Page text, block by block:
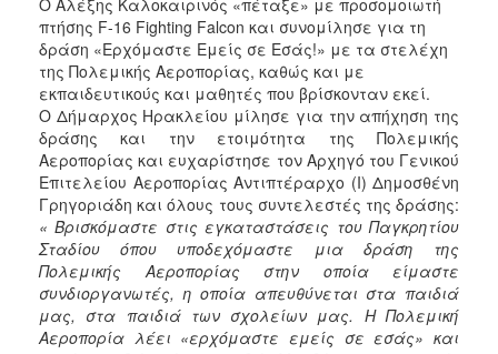
πτήσης F-16 Fighting Falcon και συνομίλησε για τη
δράση «Ερχόμαστε Εμείς σε Εσάς!» με τα στελέχη
της Πολεμικής Αεροπορίας, καθώς και με
εκπαιδευτικούς και μαθητές που βρίσκονταν εκεί.
Ο Δήμαρχος Ηρακλείου μίλησε για την απήχηση της
δράσης και την ετοιμότητα της Πολεμικής
Αεροπορίας και ευχαρίστησε τον Αρχηγό του Γενικού
Επιτελείου Αεροπορίας Αντιπτέραρχο (Ι) Δημοσθένη
Γρηγοριάδη και όλους τους συντελεστές της δράσης:
« Βρισκόμαστε στις εγκαταστάσεις του Παγκρητίου
Σταδίου όπου υποδεχόμαστε μια δράση της
Πολεμικής Αεροπορίας στην οποία είμαστε
συνδιοργανωτές, η οποία απευθύνεται στα παιδιά
μας, στα παιδιά των σχολείων μας. Η Πολεμική
Αεροπορία λέει «ερχόμαστε εμείς σε εσάς» και